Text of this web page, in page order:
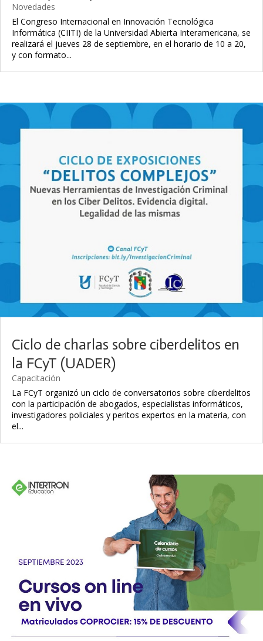
Novedades
El Congreso Internacional en Innovación Tecnológica
Informática (CIITI) de la Universidad Abierta Interamericana, se
realizará el jueves 28 de septiembre, en el horario de 10 a 20,
y con formato...
Ciclo de charlas sobre ciberdelitos en
la FCyT (UADER)
Capacitación
La FCyT organizó un ciclo de conversatorios sobre ciberdelitos
con la participación de abogados, especialistas informáticos,
investigadores policiales y peritos expertos en la materia, con
el...